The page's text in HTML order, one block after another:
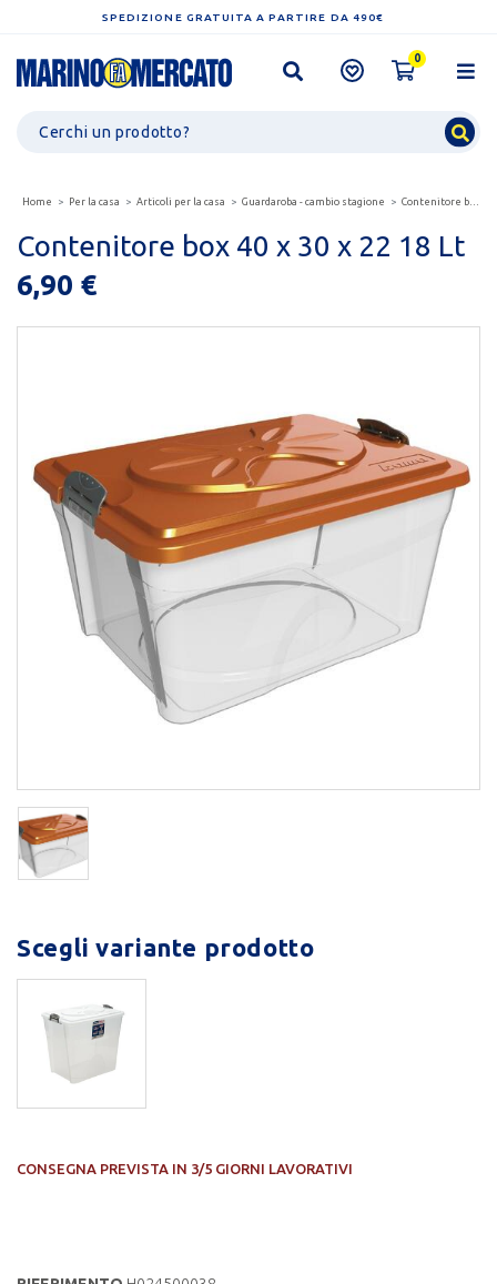
SPEDIZIONE GRATUITA A PARTIRE DA 490€
0
Home Per la casa Articoli per la casa Guardaroba - cambio stagione Contenitore box 40 x 30 x 22 18 lt
Contenitore box 40 x 30 x 22 18 Lt
6,90 €
Scegli variante prodotto
CONSEGNA PREVISTA IN 3/5 GIORNI LAVORATIVI